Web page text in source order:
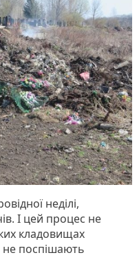
неділі,
І цей процес не
кладовищах
не поспішають